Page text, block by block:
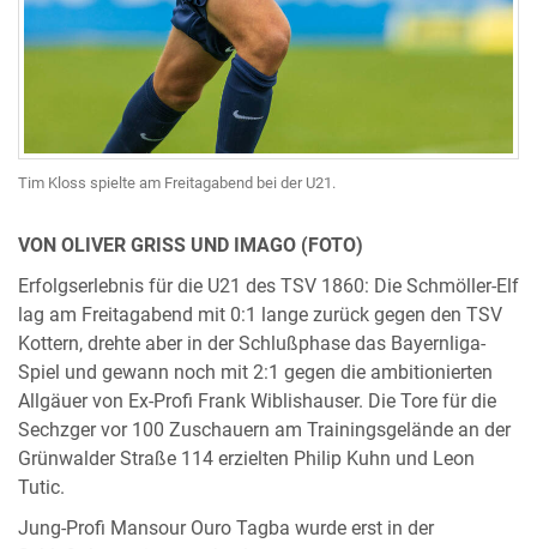
Tim Kloss spielte am Freitagabend bei der U21.
VON OLIVER GRISS UND IMAGO (FOTO)
Erfolgserlebnis für die U21 des TSV 1860: Die Schmöller-Elf
lag am Freitagabend mit 0:1 lange zurück gegen den TSV
Kottern, drehte aber in der Schlußphase das Bayernliga-
Spiel und gewann noch mit 2:1 gegen die ambitionierten
Allgäuer von Ex-Profi Frank Wiblishauser. Die Tore für die
Sechzger vor 100 Zuschauern am Trainingsgelände an der
Grünwalder Straße 114 erzielten Philip Kuhn und Leon
Tutic.
Jung-Profi Mansour Ouro Tagba wurde erst in der